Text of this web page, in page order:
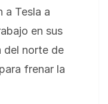
a Tesla a
en sus
del norte de
frenar la